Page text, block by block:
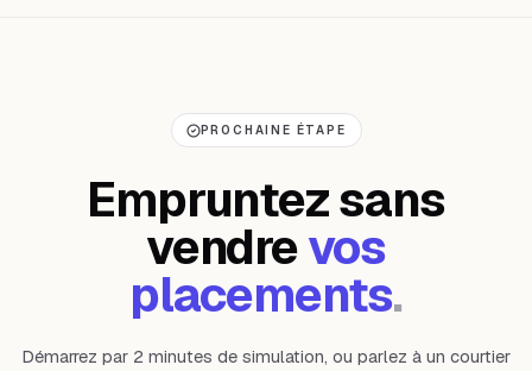
PROCHAINE ÉTAPE
Empruntez sans
vendrevos
placements.
Démarrez par 2 minutes de simulation, ou parlez à un courtier